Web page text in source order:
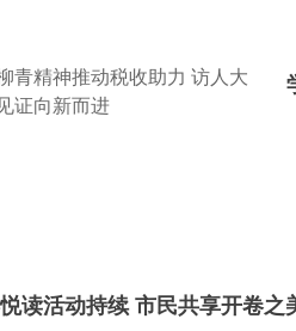
读活动持续 市民共享开卷之